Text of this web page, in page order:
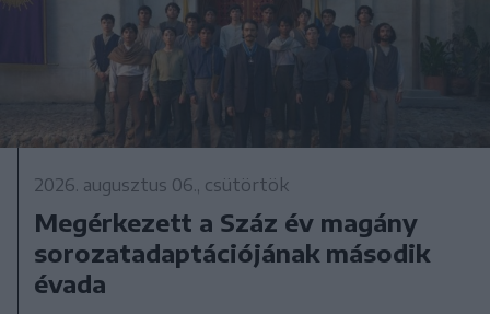
2026. augusztus 06., csütörtök
Megérkezett a Száz év magány
sorozatadaptációjának második
évada